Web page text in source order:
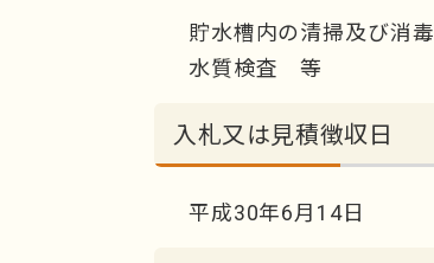
貯水槽内の清掃及び消毒
水質検査 等
入札又は見積徴収日
平成30年6月14日